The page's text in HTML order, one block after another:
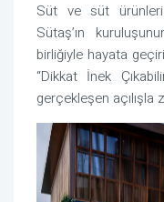
Süt ve süt
Sütaş’ın
birliğiyle hayata
“Dikkat İnek
gerçekleşen